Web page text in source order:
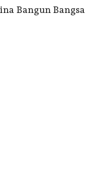
Bangun Bangsa